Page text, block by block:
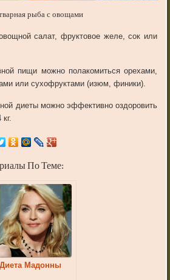
рыба с овощами
салат, фруктовое желе, сок или
пищи можно полакомиться орехами,
или сухофруктами (изюм, финики).
диеты можно эффективно оздоровить
По Теме:
Диета Мадонны